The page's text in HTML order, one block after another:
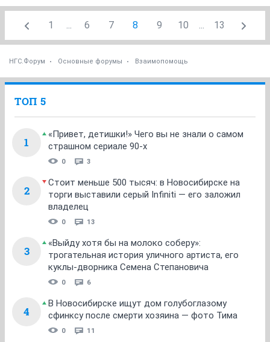
1 ... 6 7 8 9 10 ... 13
НГС.Форум Основные форумы Взаимопомощь
ТОП 5
1
«Привет, детишки!» Чего вы не знали о самом
страшном сериале 90-х
0 3
2
Стоит меньше 500 тысяч: в Новосибирске на
торги выставили серый Infiniti — его заложил
владелец
0 13
3
«Выйду хотя бы на молоко соберу»:
трогательная история уличного артиста, его
куклы-дворника Семена Степановича
0 6
4
В Новосибирске ищут дом голубоглазому
сфинксу после смерти хозяина — фото Тима
0 11